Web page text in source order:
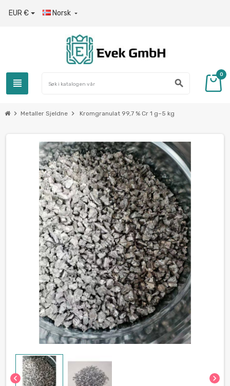
EUR € Norsk 
view_headline search
0
chevron_right Metaller Sjeldne chevron_right Kromgranulat 99,7 % Cr 1 g–5 kg
chevron_left chevron_right